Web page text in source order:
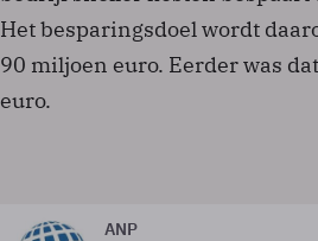
Het besparingsdoel wordt
90 miljoen euro. Eerder was
euro.
ANP